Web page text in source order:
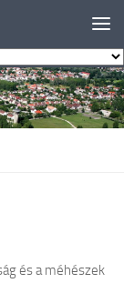
és a méhészek